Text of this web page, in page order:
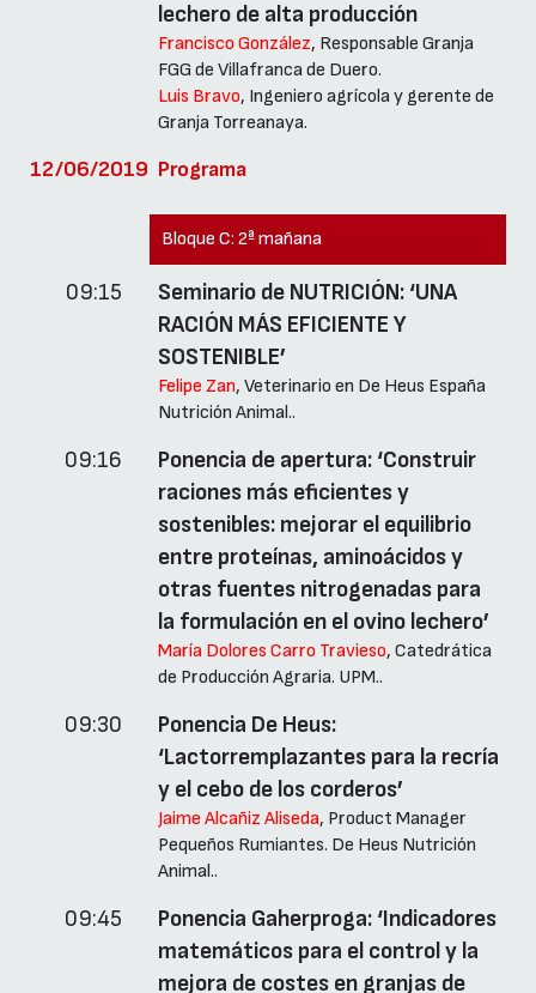
lechero de alta producción
Francisco González, Responsable Granja
FGG de Villafranca de Duero.
Luis Bravo, Ingeniero agrícola y gerente de
Granja Torreanaya.
12/06/2019 Programa
Bloque C: 2ª mañana
09:15
Seminario de NUTRICIÓN: ‘UNA
RACIÓN MÁS EFICIENTE Y
SOSTENIBLE’
Felipe Zan, Veterinario en De Heus España
Nutrición Animal..
09:16
Ponencia de apertura: ‘Construir
raciones más eficientes y
sostenibles: mejorar el equilibrio
entre proteínas, aminoácidos y
otras fuentes nitrogenadas para
la formulación en el ovino lechero’
María Dolores Carro Travieso, Catedrática
de Producción Agraria. UPM..
09:30
Ponencia De Heus:
‘Lactorremplazantes para la recría
y el cebo de los corderos’
Jaime Alcañiz Aliseda, Product Manager
Pequeños Rumiantes. De Heus Nutrición
Animal..
09:45
Ponencia Gaherproga: ‘Indicadores
matemáticos para el control y la
mejora de costes en granjas de